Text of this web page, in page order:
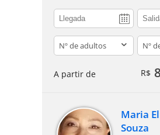
adults
A partir de R$
Maria
Souza